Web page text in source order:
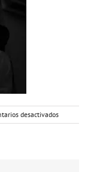
desactivadosen
Bianca-